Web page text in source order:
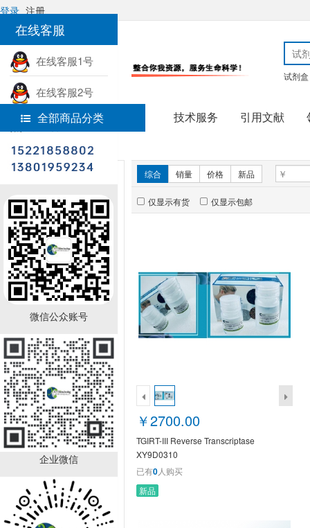
在线客服
在线客服1号
在线客服2号
热线电话
微信公众账号
企业微信
登录 注册
试剂盒
全部商品分类 技术服务 引用文献
首页
实验试剂
新品推荐
TGIRT-III Reverse
￥2700.00
已有 0 人购买
Golden MLV Reverse
Transcriptase XY9D0301
综合 销量 价格 新品
仅显示有货 仅显示包邮
￥2700.00
TGIRT-III Reverse Transcriptase
XY9D0310
已有0人购买
新品